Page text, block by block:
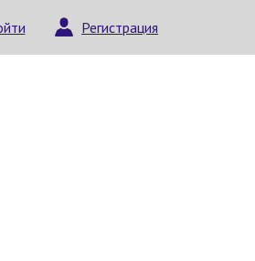
Регистрация
Написать поставщику